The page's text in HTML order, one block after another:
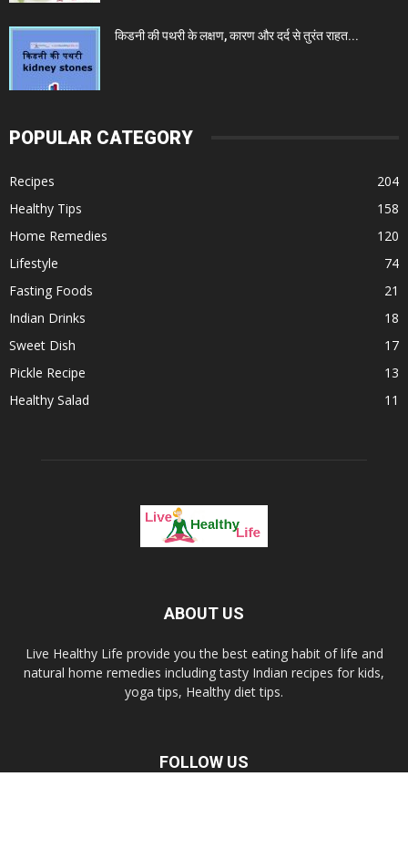
किडनी की पथरी के लक्षण, कारण और दर्द से तुरंत राहत...
POPULAR CATEGORY
Recipes
204
Healthy Tips
158
Home Remedies
120
Lifestyle
74
Fasting Foods
21
Indian Drinks
18
Sweet Dish
17
Pickle Recipe
13
Healthy Salad
11
ABOUT US
Live Healthy Life provide you the best eating habit of life and
natural home remedies including tasty Indian recipes for kids,
yoga tips, Healthy diet tips.
FOLLOW US